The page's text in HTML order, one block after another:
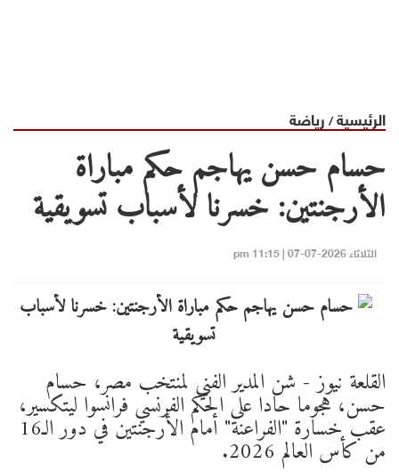
الرئيسية/ رياضة
حسام حسن يهاجم حكم مباراة
الأرجنتين: خسرنا لأسباب تسويقية
الثلاثاء 2026-07-07 | 11:15 pm
القلعة نيوز - شن المدير الفني لمنتخب مصر، حسام
حسن، هجوما حادا على الحكم الفرنسي فرانسوا ليتكسير،
عقب خسارة "الفراعنة" أمام الأرجنتين في دور الـ16
من كأس العالم 2026.